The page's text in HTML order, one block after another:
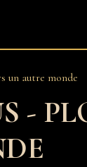
un autre monde
-